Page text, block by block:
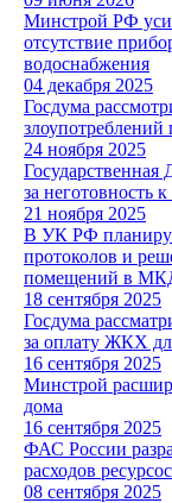
Минстрой РФ
отсутствие
водоснабжения
04 декабря 2025
Госдума
24 ноября 2025
за неготовность
21 ноября 2025
В УК РФ
протоколов и
помещений в
18 сентября 2025
Госдума
за оплату ЖКХ
16 сентября 2025
Минстрой
дома
16 сентября 2025
ФАС России
расходов
08 сентября 2025